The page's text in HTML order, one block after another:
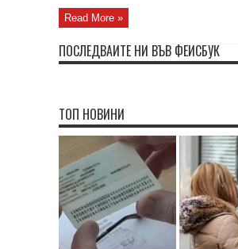
Read More »
ПОСЛЕДВАЙТЕ НИ ВЪВ ФЕЙСБУК
ТОП НОВИНИ